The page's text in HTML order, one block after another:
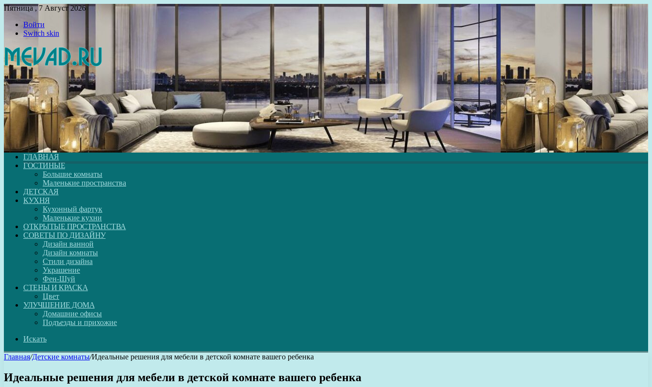
Пятница , 7 Август 2026
Войти
Switch skin
ГЛАВНАЯ
ГОСТИНЫЕ
Большие комнаты
Маленькие пространства
ДЕТСКАЯ
КУХНЯ
Кухонный фартук
Маленькие кухни
ОТКРЫТЫЕ ПРОСТРАНСТВА
СОВЕТЫ ПО ДИЗАЙНУ
Дизайн ванной
Дизайн комнаты
Стили дизайна
Украшение
Фен-Шуй
СТЕНЫ И КРАСКА
Цвет
УЛУЧШЕНИЕ ДОМА
Домашние офисы
Подъезды и прихожие
Искать
Главная/Детские комнаты/Идеальные решения для мебели в детской комнате вашего ребенка
Идеальные решения для мебели в детской комнате вашего ребенка